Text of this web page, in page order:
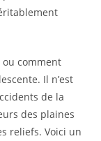
comment
Il n’est
de la
des plaines
reliefs. Voici un